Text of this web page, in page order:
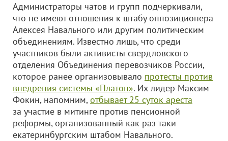
Администраторы чатов и групп подчеркивали,
что не имеют отношения к штабу оппозиционера
Алексея Навального или другим политическим
объединениям. Известно лишь, что среди
участников были активисты свердловского
отделения Объединения перевозчиков России,
которое ранее организовывало протесты против
внедрения системы «Платон». Их лидер Максим
Фокин, напомним,отбывает 25 суток ареста
за участие в митинге против пенсионной
реформы, организованный как раз таки
екатеринбургским штабом Навального.